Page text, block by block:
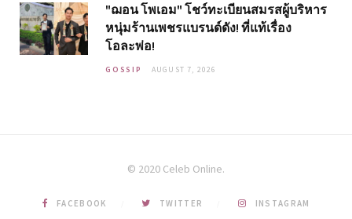
"ฌอน โพเอม" โชว์ทะเบียนสมรสผู้บริหาร
หนุ่มร้านเพชรแบรนด์ดัง! ที่แท้เรื่อง
โอละพ่อ!
GOSSIP AUGUST 7, 2026
© 2020 Celeb Online.
FACEBOOK TWITTER INSTAGRAM